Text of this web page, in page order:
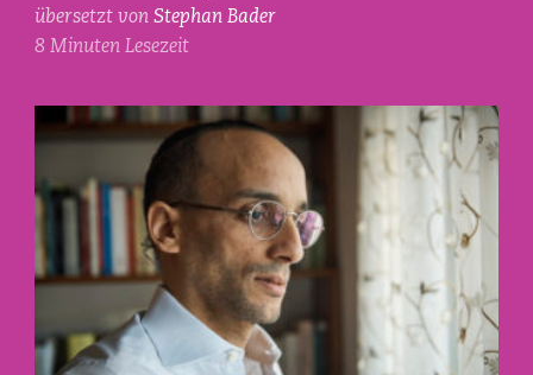
übersetzt vonStephan Bader
8 Minuten Lesezeit